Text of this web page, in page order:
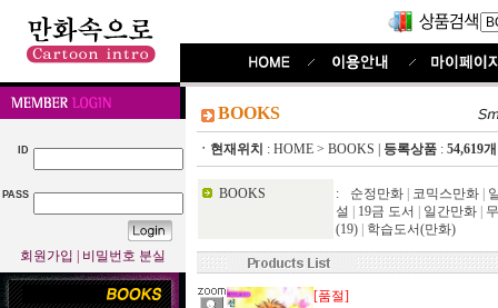
ID
PASS
회원가입 비밀번호 분실
BOOKS
ㆍ현재위치 : HOME > BOOKS 등록상품 : 54,619개
BOOKS : 순정만화 코믹스만화
설
19금 도서 일간만화
(19)
학습도서(만화)
[품절]